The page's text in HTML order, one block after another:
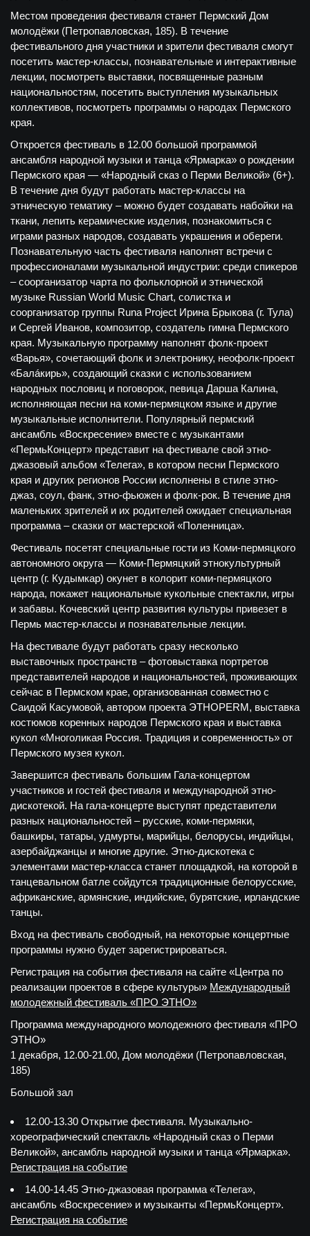
Местом проведения фестиваля станет Пермский Дом
молодёжи (Петропавловская, 185). В течение
фестивального дня участники и зрители фестиваля смогут
посетить мастер-классы, познавательные и интерактивные
лекции, посмотреть выставки, посвященные разным
национальностям, посетить выступления музыкальных
коллективов, посмотреть программы о народах Пермского
края.
Откроется фестиваль в 12.00 большой программой
ансамбля народной музыки и танца «Ярмарка» о рождении
Пермского края — «Народный сказ о Перми Великой» (6+).
В течение дня будут работать мастер-классы на
этническую тематику – можно будет создавать набойки на
ткани, лепить керамические изделия, познакомиться с
играми разных народов, создавать украшения и обереги.
Познавательную часть фестиваля наполнят встречи с
профессионалами музыкальной индустрии: среди спикеров
– соорганизатор чарта по фольклорной и этнической
музыке Russian World Music Chart, солистка и
соорганизатор группы Runa Project Ирина Брыкова (г. Тула)
и Сергей Иванов, композитор, создатель гимна Пермского
края. Музыкальную программу наполнят фолк-проект
«Варья», сочетающий фолк и электронику, неофолк-проект
«Балáкирь», создающий сказки с использованием
народных пословиц и поговорок, певица Дарша Калина,
исполняющая песни на коми-пермяцком языке и другие
музыкальные исполнители. Популярный пермский
ансамбль «Воскресение» вместе с музыкантами
«ПермьКонцерт» представит на фестивале свой этно-
джазовый альбом «Телега», в котором песни Пермского
края и других регионов России исполнены в стиле этно-
джаз, соул, фанк, этно-фьюжен и фолк-рок. В течение дня
маленьких зрителей и их родителей ожидает специальная
программа – сказки от мастерской «Поленница».
Фестиваль посетят специальные гости из Коми-пермяцкого
автономного округа — Коми-Пермяцкий этнокультурный
центр (г. Кудымкар) окунет в колорит коми-пермяцкого
народа, покажет национальные кукольные спектакли, игры
и забавы. Кочевский центр развития культуры привезет в
Пермь мастер-классы и познавательные лекции.
На фестивале будут работать сразу несколько
выставочных пространств – фотовыставка портретов
представителей народов и национальностей, проживающих
сейчас в Пермском крае, организованная совместно с
Саидой Касумовой, автором проекта ЭТНОPERM, выставка
костюмов коренных народов Пермского края и выставка
кукол «Многоликая Россия. Традиция и современность» от
Пермского музея кукол.
Завершится фестиваль большим Гала-концертом
участников и гостей фестиваля и международной этно-
дискотекой. На гала-концерте выступят представители
разных национальностей – русские, коми-пермяки,
башкиры, татары, удмурты, марийцы, белорусы, индийцы,
азербайджанцы и многие другие. Этно-дискотека с
элементами мастер-класса станет площадкой, на которой в
танцевальном батле сойдутся традиционные белорусские,
африканские, армянские, индийские, бурятские, ирландские
танцы.
Вход на фестиваль свободный, на некоторые концертные
программы нужно будет зарегистрироваться.
Регистрация на события фестиваля на сайте «Центра по
реализации проектов в сфере культуры» Международный
молодежный фестиваль «ПРО ЭТНО»
Программа международного молодежного фестиваля «ПРО
ЭТНО»
1 декабря, 12.00-21.00, Дом молодёжи (Петропавловская,
185)
Большой зал
12.00-13.30 Открытие фестиваля. Музыкально-
хореографический спектакль «Народный сказ о Перми
Великой», ансамбль народной музыки и танца «Ярмарка».
Регистрация на событие
14.00-14.45 Этно-джазовая программа «Телега»,
ансамбль «Воскресение» и музыканты «ПермьКонцерт».
Регистрация на событие